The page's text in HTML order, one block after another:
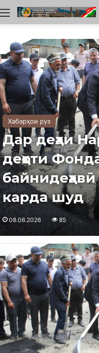
Меню
Хабарҳои руз
Дар деҳаи
деҳоти
карда шуд
08.06.2026 85